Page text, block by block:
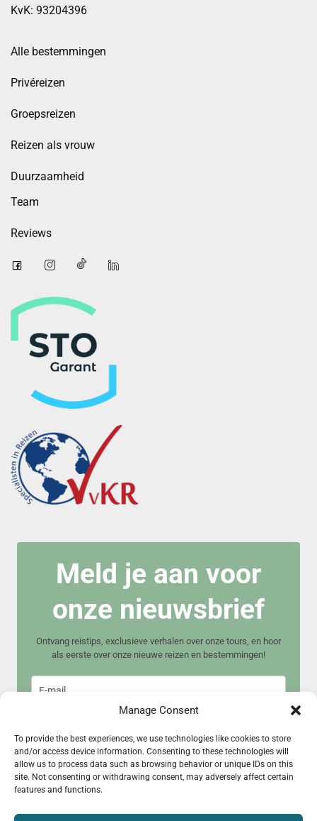
Manage Consent
To provide the best experiences, we use technologies like cookies to store
and/or access device information. Consenting to these technologies will
allow us to process data such as browsing behavior or unique IDs on this
site. Not consenting or withdrawing consent, may adversely affect certain
features and functions.
KvK: 93204396
Alle bestemmingen
Privéreizen
Groepsreizen
Reizen als vrouw
Duurzaamheid
Team
Reviews
Meld je aan voor
onze nieuwsbrief
Ontvang reistips, exclusieve verhalen over onze tours, en hoor
als eerste over onze nieuwe reizen en bestemmingen!
Meld je aan